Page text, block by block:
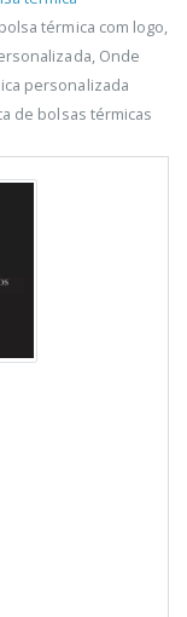
térmica com logo,
Onde
personalizada
de bolsas térmicas